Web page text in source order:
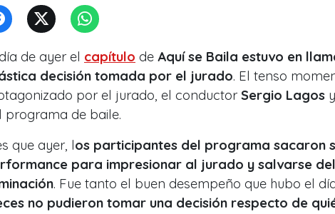
de ayer el capítulo de Aquí se Baila estuvo en
decisión tomada por el jurado. El tenso
por el jurado, el conductor Sergio Lagos
programa de baile.
que ayer, los participantes del programa sacaron
para impresionar al jurado y salvarse
. Fue tanto el buen desempeño que hubo el
no pudieron tomar una decisión respecto de